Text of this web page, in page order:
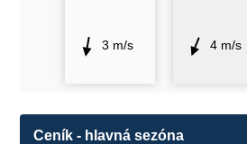
3 m/s 4 m/s
Ceník - hlavná sezóna